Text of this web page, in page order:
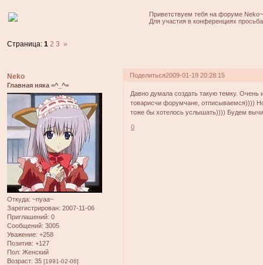
Приветствуем тебя на форуме
Для участия в конференциях
Страница:1 2 3 »
Поделиться2009-01-19 20:28:15
Neko
Главная няка =^_^=
Откуда: ~nyaa~
Зарегистрирован: 2007-11-06
Приглашений: 0
Сообщений: 3005
Уважение: +258
Позитив: +127
Пол: Женский
Возраст: 35 [1991-02-06]
Давно думала создать такую темку. Очень
товарисчи форумчане, отписываемся))))
тоже бы хотелось услышать)))) Будем
0